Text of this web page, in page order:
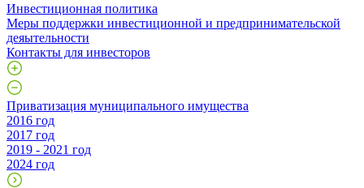
Инвестиционная политика
Меры поддержки инвестиционной и предпринимательской
деяытельности
Контакты для инвесторов
Приватизация муниципального имущества
2016 год
2017 год
2019 - 2021 год
2024 год